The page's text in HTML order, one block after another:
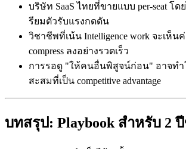
บริษัท SaaS ไทยที่ขายแบบ per-seat โ
รียมตัวรับแรงกดดัน
วิชาชีพที่เน้น Intelligence work จะเห็น
compress ลงอย่างรวดเร็ว
การรอดู "ให้คนอื่นพิสูจน์ก่อน" อาจท
สะสมที่เป็น competitive advantage
บทสรุป: Playbook สำหรับ 2